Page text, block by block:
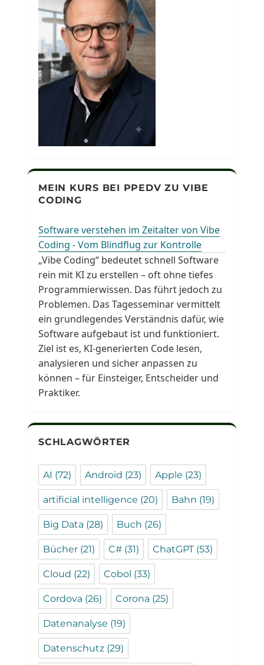
MEIN KURS BEI PPEDV ZU VIBE
CODING
Software verstehen im Zeitalter von Vibe
Coding - Vom Blindflug zur Kontrolle
„Vibe Coding“ bedeutet schnell Software
rein mit KI zu erstellen – oft ohne tiefes
Programmierwissen. Das führt jedoch zu
Problemen. Das Tagesseminar vermittelt
ein grundlegendes Verständnis dafür, wie
Software aufgebaut ist und funktioniert.
Ziel ist es, KI-generierten Code lesen,
analysieren und sicher anpassen zu
können – für Einsteiger, Entscheider und
Praktiker.
SCHLAGWÖRTER
AI (72) Android (23) Apple (23)
artificial intelligence (20) Bahn (19)
Big Data (28) Buch (26)
Bücher (21) C# (31) ChatGPT(53)
Cloud (22) Cobol (33)
Cordova (26) Corona (25)
Datenanalyse (19)
Datenschutz (29)